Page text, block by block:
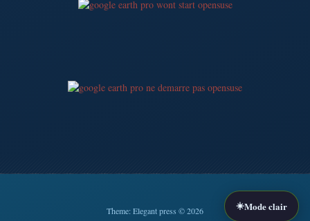
☀️Mode clair
Theme: Elegant press © 2026